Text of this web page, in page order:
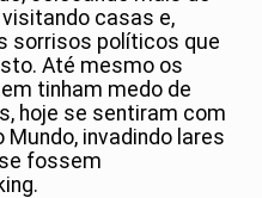
casas e,
sorrisos políticos que
Até mesmo os
tinham medo de
hoje se sentiram com
Mundo, invadindo lares
fossem